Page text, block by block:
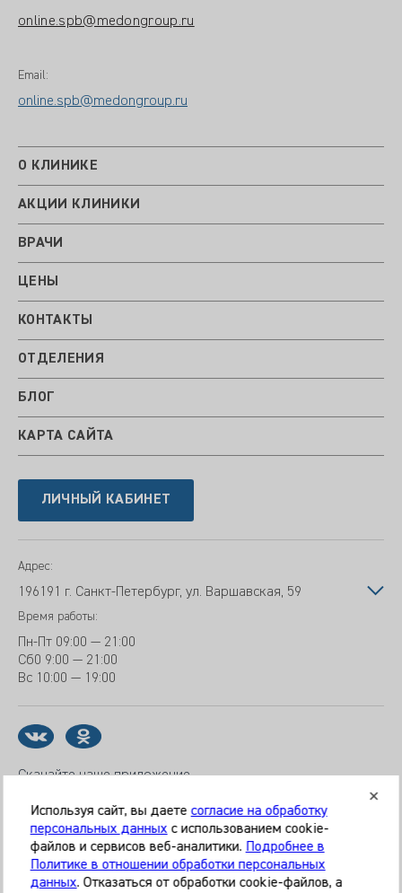
online.spb@medongroup.ru
Email:
online.spb@medongroup.ru
О КЛИНИКЕ
АКЦИИ КЛИНИКИ
ВРАЧИ
ЦЕНЫ
КОНТАКТЫ
ОТДЕЛЕНИЯ
БЛОГ
КАРТА САЙТА
ЛИЧНЫЙ КАБИНЕТ
Адрес:
196191 г. Санкт-Петербург, ул. Варшавская, 59
Время работы:
Пн-Пт 09:00 — 21:00
Сб0 9:00 — 21:00
Вс 10:00 — 19:00
Скачайте наше приложение
© 2026 Клиника «МЕДИКАЛ ОН ГРУП»
Все права защищены
Используя сайт, вы даете согласие на обработку
персональных данныхс использованием cookie-
файлов и сервисов веб-аналитики. Подробнее в
Политике в отношении обработки персональных
данных. Отказаться от обработки cookie-файлов, а